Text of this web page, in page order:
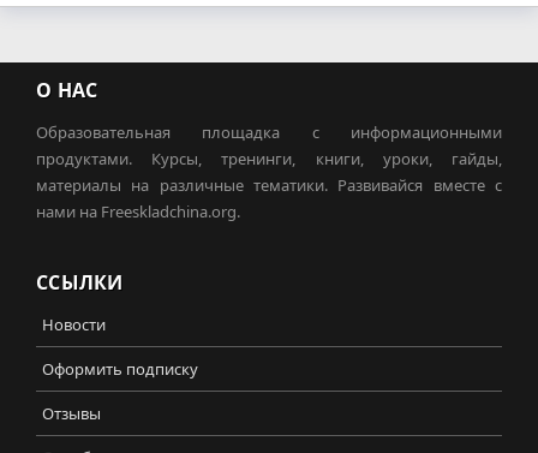
О НАС
Образовательная площадка с информационными
продуктами. Курсы, тренинги, книги, уроки, гайды,
материалы на различные тематики. Развивайся вместе с
нами на Freeskladchina.org.
ССЫЛКИ
Новости
Оформить подписку
Отзывы